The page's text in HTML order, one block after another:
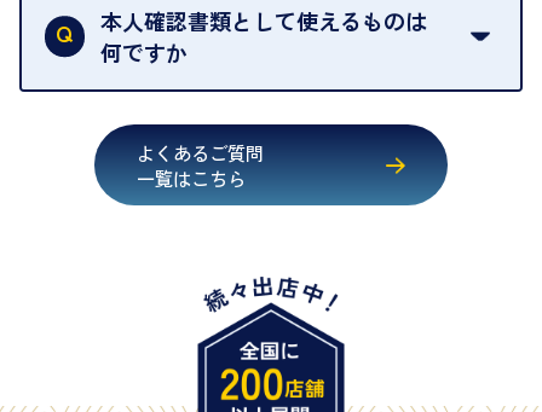
行うことが義務付けられています。安心してお取引
いただくためにも、ご協力をお願いいたします。
本人確認書類として使えるものは
何ですか
・健康保険証確認書
・マイナンバーカード
・在留カード
・旧パスポート
※原則として「公的機関が発行し、氏名、住所、生
年月日が記載されているもの
よくあるご質問
一覧はこちら